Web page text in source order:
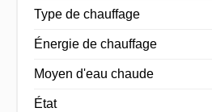
Type de chauffage
Énergie de chauffage
Moyen d'eau chaude
État